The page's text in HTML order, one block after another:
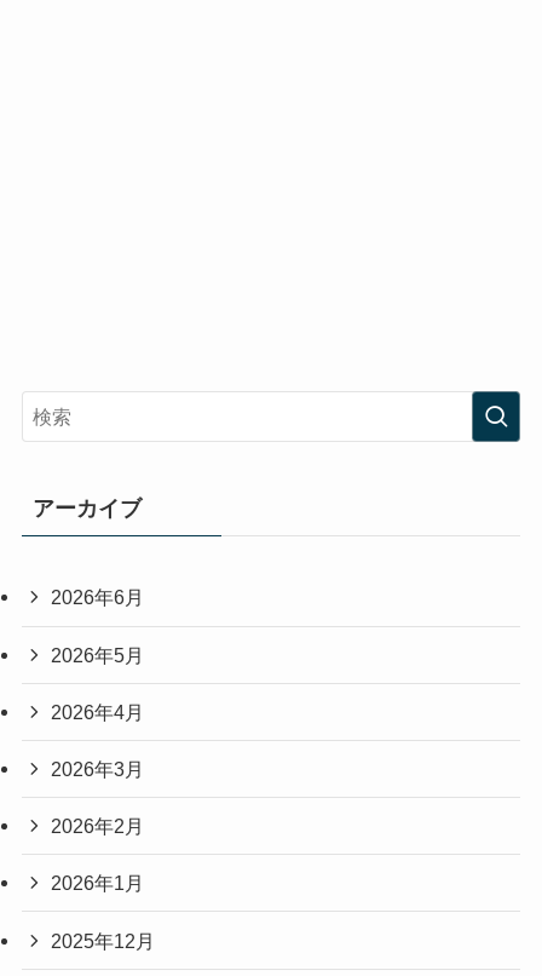
アーカイブ
2026年6月
2026年5月
2026年4月
2026年3月
2026年2月
2026年1月
2025年12月